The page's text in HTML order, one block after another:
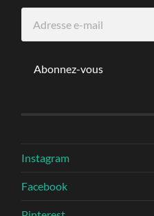
Abonnez-vous
Instagram
Facebook